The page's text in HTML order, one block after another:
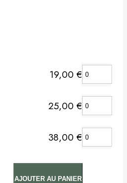
19,00 €
25,00 €
38,00 €
AJOUTER AU PANIER